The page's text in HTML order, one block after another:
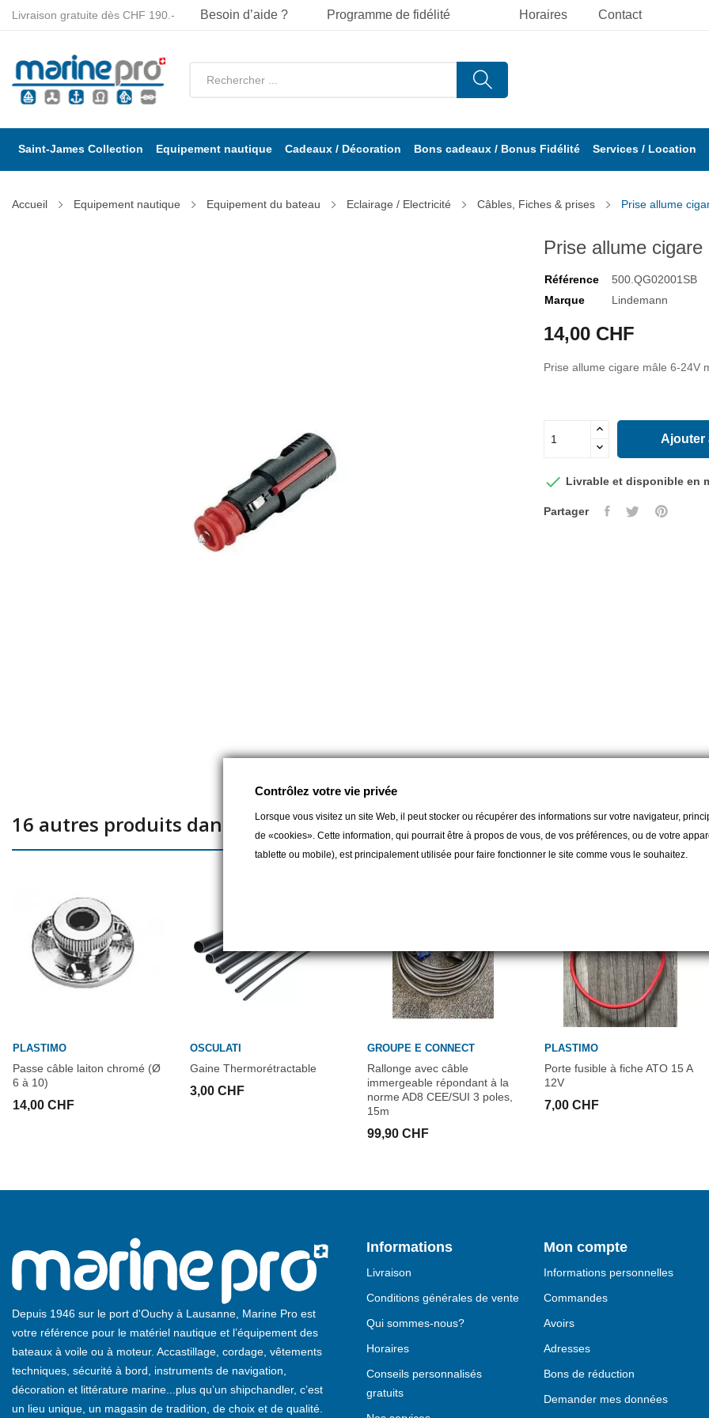
Horaires Contact
Livraison gratuite dès CHF 190.- Besoin d’aide ? Programme de fidélité
Saint-James Collection Equipement nautique Cadeaux / Décoration Bons cadeaux / Bonus Fidélité Services / Location
Accueil Equipement nautique Equipement du bateau Eclairage / Electricité Câbles, Fiches & prises Prise allume
Prise allume
Référence
500.QG02001SB
Marque
Lindemann
14,00 CHF
Prise allume cigare mâle 6-24V
Ajouter
 Livrable et disponible en
Partager
16 autres produits dans la même catégorie :
PLASTIMO
Passe câble laiton chromé (Ø
6 à 10)
14,00 CHF
OSCULATI
Gaine Thermorétractable
3,00 CHF
GROUPE E CONNECT
Rallonge avec câble
immergeable répondant à la
norme AD8 CEE/SUI 3 poles,
15m
99,90 CHF
PLASTIMO
Porte fusible à fiche ATO 15 A
12V
7,00 CHF
Depuis 1946 sur le port d'Ouchy à Lausanne, Marine Pro est
votre référence pour le matériel nautique et l’équipement des
bateaux à voile ou à moteur. Accastillage, cordage, vêtements
techniques, sécurité à bord, instruments de navigation,
décoration et littérature marine...plus qu’un shipchandler, c’est
un lieu unique, un magasin de tradition, de choix et de qualité.
Informations
Livraison
Conditions générales de vente
Qui sommes-nous?
Horaires
Conseils personnalisés
gratuits
Mon compte
Informations personnelles
Commandes
Avoirs
Adresses
Bons de réduction
Demander mes données
Contrôlez votre vie privée
Lorsque vous visitez un site Web, il peut stocker ou récupérer des informations sur votre navigateur,
de «cookies». Cette information, qui pourrait être à propos de vous, de vos préférences, ou de votre
tablette ou mobile), est principalement utilisée pour faire fonctionner le site comme vous le souhaitez.